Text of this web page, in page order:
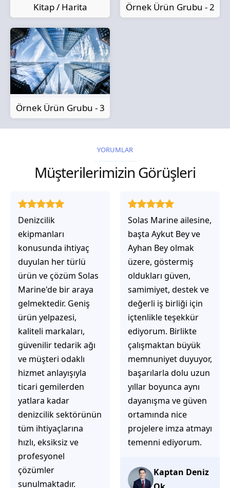
Kitap / Harita Örnek Ürün Grubu - 2
Örnek Ürün Grubu - 3
YORUMLAR
Müşterilerimizin Görüşleri
Solas Marine ailesine,
başta Aykut Bey ve
Ayhan Bey olmak
üzere, göstermiş
oldukları güven,
samimiyet, destek ve
değerli iş birliği için
içtenlikle teşekkür
ediyorum. Birlikte
çalışmaktan büyük
memnuniyet duyuyor,
başarılarla dolu uzun
yıllar boyunca aynı
dayanışma ve güven
ortamında nice
projelere imza atmayı
temenni ediyorum.
Kaptan Deniz
Solas Marine ile
çalıştığınızda,
işlerinin gerçekten
çözüm üretmeye
odaklı olduğunu
hemen fark
ediyorsunuz.
İhtiyaçlarınıza hızlı ve
doğru çözümler
sunmaya çalışıyorlar.
Müşteri
memnuniyetini ön
planda tutan
yaklaşımları, ilgili
iletişimleri ve
güvenilir hizmet
anlayışları sayesinde
başarılı bir ekip
olduklarını